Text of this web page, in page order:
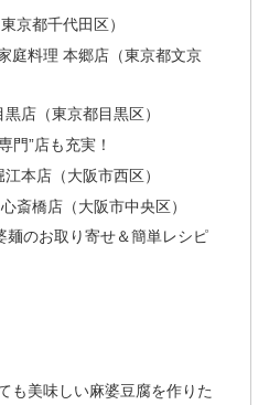
京都千代田区）
庭料理 本郷店（東京都文京
店（東京都目黒区）
門”店も充実！
本店（大阪市西区）
斎橋店（大阪市中央区）
麺のお取り寄せ＆簡単レシピ
も美味しい麻婆豆腐を作りた